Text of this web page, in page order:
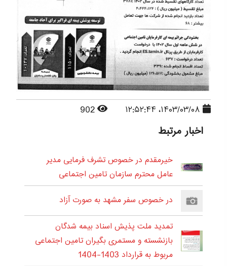
اخبار مرتبط
خیرمقدم در خصوص تشرف فرمایی مدیر
عامل محترم سازمان تامین اجتماعی
در خصوص سفر مشهد به صورت آزاد
تمدید ملت پذیش اسناد بیمه شدگان
بازنشسته و مستمری بگیران تامین اجتماعی
مربوط به قرارداد 1403-1404